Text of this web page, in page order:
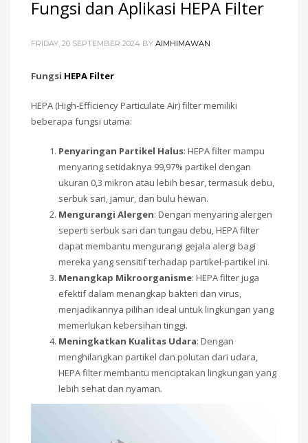
Fungsi dan Aplikasi HEPA Filter
FRIDAY, 20 SEPTEMBER 2024 BY AIMHIMAWAN
Fungsi HEPA Filter
HEPA (High-Efficiency Particulate Air) filter memiliki
beberapa fungsi utama:
Penyaringan Partikel Halus: HEPA filter mampu
menyaring setidaknya 99,97% partikel dengan
ukuran 0,3 mikron atau lebih besar, termasuk debu,
serbuk sari, jamur, dan bulu hewan.
Mengurangi Alergen: Dengan menyaring alergen
seperti serbuk sari dan tungau debu, HEPA filter
dapat membantu mengurangi gejala alergi bagi
mereka yang sensitif terhadap partikel-partikel ini.
Menangkap Mikroorganisme: HEPA filter juga
efektif dalam menangkap bakteri dan virus,
menjadikannya pilihan ideal untuk lingkungan yang
memerlukan kebersihan tinggi.
Meningkatkan Kualitas Udara: Dengan
menghilangkan partikel dan polutan dari udara,
HEPA filter membantu menciptakan lingkungan yang
lebih sehat dan nyaman.